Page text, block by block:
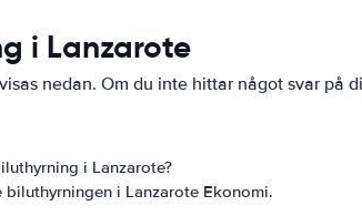
i Lanzarote
nedan. Om du inte hittar något svar på
i Lanzarote?
i Lanzarote Ekonomi.